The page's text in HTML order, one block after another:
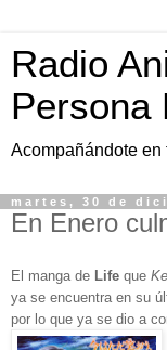
Radio
Persona
Acompañándote en
martes, 30 de
En Enero
El manga de Life que
ya se encuentra en su
por lo que ya se dio a